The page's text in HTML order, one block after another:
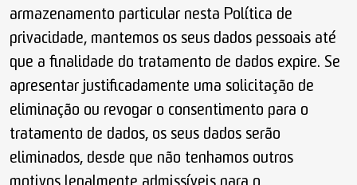
armazenamento particular nesta Política de
privacidade, mantemos os seus dados pessoais até
que a finalidade do tratamento de dados expire. Se
apresentar justificadamente uma solicitação de
eliminação ou revogar o consentimento para o
tratamento de dados, os seus dados serão
eliminados, desde que não tenhamos outros